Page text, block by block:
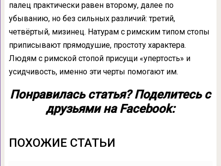
палец практически равен второму, далее по
убыванию, но без сильных различий: третий,
четвёртый, мизинец. Натурам с римским типом стопы
приписывают прямодушие, простоту характера.
Людям с римской стопой присущи «упертость» и
усидчивость, именно эти черты помогают им.
Понравилась статья? Поделитесь с
друзьями на Facebook:
ПОХОЖИЕ СТАТЬИ